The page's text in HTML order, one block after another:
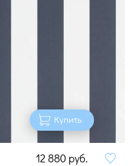
Купить
12 880 руб.